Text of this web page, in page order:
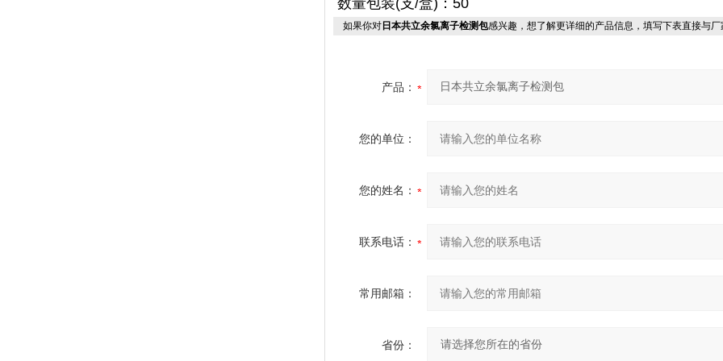
数量包装(支/盒)：50
如果你对 日本共立余氯离子检测包感兴趣，想了解更详细的产品信息，填写下表直接与厂
产品：
您的单位：
您的姓名：
联系电话：
常用邮箱：
省份：